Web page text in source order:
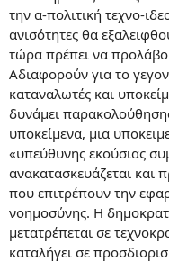
την α-πολιτική τεχνο-
ανισότητες θα
τώρα πρέπει να
Αδιαφορούν για το
καταναλωτές και
δυνάμει
υποκείμενα, μια
«υπεύθυνης εκούσιας
ανακατασκευάζεται και
που επιτρέπουν την
νοημοσύνης. Η
μετατρέπεται σε
καταλήγει σε